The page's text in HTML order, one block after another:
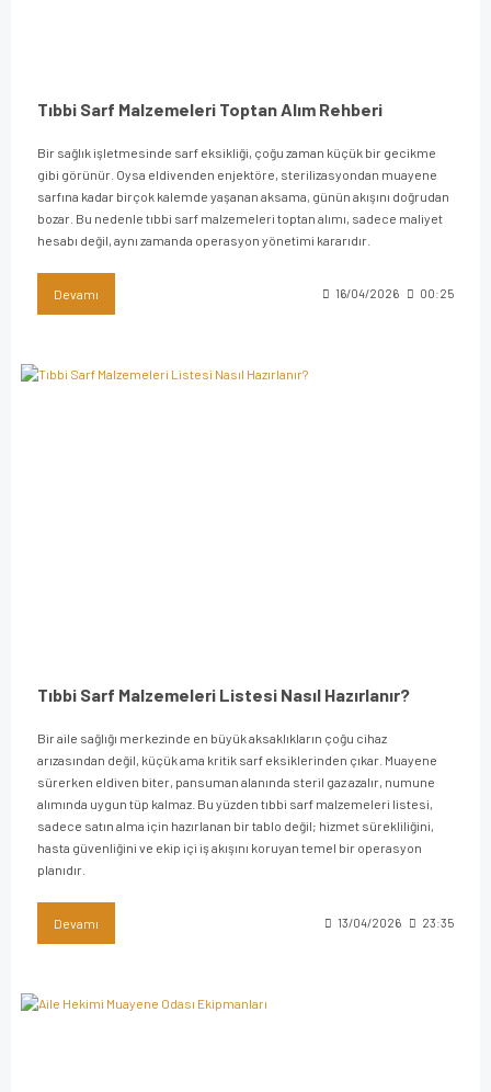
Tıbbi Sarf Malzemeleri Toptan Alım Rehberi
Bir sağlık işletmesinde sarf eksikliği, çoğu zaman küçük bir gecikme
gibi görünür. Oysa eldivenden enjektöre, sterilizasyondan muayene
sarfına kadar birçok kalemde yaşanan aksama, günün akışını doğrudan
bozar. Bu nedenle tıbbi sarf malzemeleri toptan alımı, sadece maliyet
hesabı değil, aynı zamanda operasyon yönetimi kararıdır.
Devamı 16/04/2026 00:25
Tıbbi Sarf Malzemeleri Listesi Nasıl Hazırlanır?
Bir aile sağlığı merkezinde en büyük aksaklıkların çoğu cihaz
arızasından değil, küçük ama kritik sarf eksiklerinden çıkar. Muayene
sürerken eldiven biter, pansuman alanında steril gaz azalır, numune
alımında uygun tüp kalmaz. Bu yüzden tıbbi sarf malzemeleri listesi,
sadece satın alma için hazırlanan bir tablo değil; hizmet sürekliliğini,
hasta güvenliğini ve ekip içi iş akışını koruyan temel bir operasyon
planıdır.
Devamı 13/04/2026 23:35